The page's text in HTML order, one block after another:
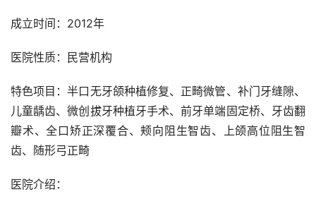
成立时间：2012年
医院性质：民营机构
特色项目：半口无牙颌种植修复、正畸微管、补门牙缝隙、
儿童龋齿、微创拔牙种植牙手术、前牙单端固定桥、牙齿翻
瓣术、全口矫正深覆合、颊向阻生智齿、上颌高位阻生智
齿、随形弓正畸
医院介绍：